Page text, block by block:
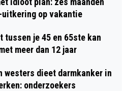
uitkering op vakantie
tussen je 45 en 65ste kan
meer dan 12 jaar
westers dieet darmkanker in
onderzoekers